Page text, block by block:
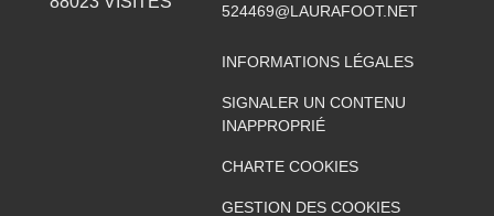
524469@LAURAFOOT.NET
INFORMATIONS LÉGALES
SIGNALER UN CONTENU
INAPPROPRIÉ
CHARTE COOKIES
GESTION DES COOKIES